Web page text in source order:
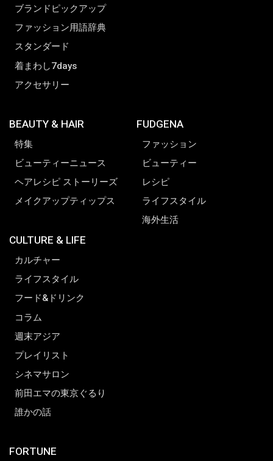
ブランドピックアップ
ファッション用語辞典
スタンダード
着まわし7days
アクセサリー
BEAUTY & HAIR
特集
ビューティーニュース
ヘアレシピ ストーリーズ
メイクアップティップス
CULTURE & LIFE
カルチャー
ライフスタイル
フード&ドリンク
コラム
週末アジア
プレイリスト
シネマサロン
前田エマの東京ぐるり
誰かの話
FUDGENA
ファッション
ビューティー
レシピ
ライフスタイル
海外生活
FORTUNE